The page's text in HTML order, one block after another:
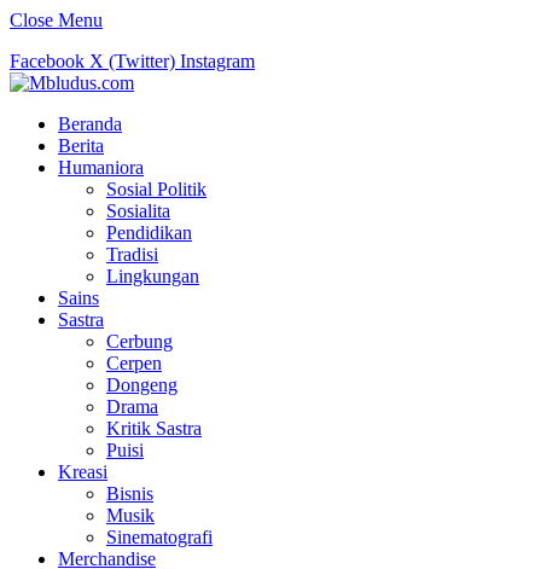
Close Menu
Facebook X (Twitter) Instagram
Beranda
Berita
Humaniora
Sosial Politik
Sosialita
Pendidikan
Tradisi
Lingkungan
Sains
Sastra
Cerbung
Cerpen
Dongeng
Drama
Kritik Sastra
Puisi
Kreasi
Bisnis
Musik
Sinematografi
Merchandise